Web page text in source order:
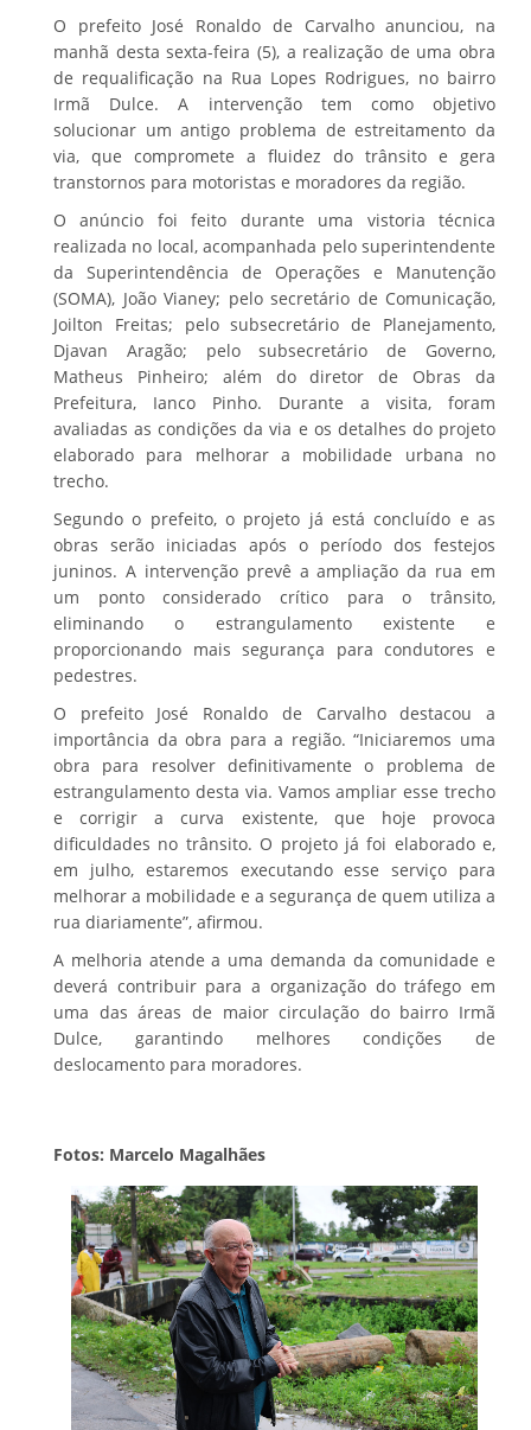
O prefeito José Ronaldo de Carvalho anunciou, na
manhã desta sexta-feira (5), a realização de uma obra
de requalificação na Rua Lopes Rodrigues, no bairro
Irmã Dulce. A intervenção tem como objetivo
solucionar um antigo problema de estreitamento da
via, que compromete a fluidez do trânsito e gera
transtornos para motoristas e moradores da região.
O anúncio foi feito durante uma vistoria técnica
realizada no local, acompanhada pelo superintendente
da Superintendência de Operações e Manutenção
(SOMA), João Vianey; pelo secretário de Comunicação,
Joilton Freitas; pelo subsecretário de Planejamento,
Djavan Aragão; pelo subsecretário de Governo,
Matheus Pinheiro; além do diretor de Obras da
Prefeitura, Ianco Pinho. Durante a visita, foram
avaliadas as condições da via e os detalhes do projeto
elaborado para melhorar a mobilidade urbana no
trecho.
Segundo o prefeito, o projeto já está concluído e as
obras serão iniciadas após o período dos festejos
juninos. A intervenção prevê a ampliação da rua em
um ponto considerado crítico para o trânsito,
eliminando o estrangulamento existente e
proporcionando mais segurança para condutores e
pedestres.
O prefeito José Ronaldo de Carvalho destacou a
importância da obra para a região. “Iniciaremos uma
obra para resolver definitivamente o problema de
estrangulamento desta via. Vamos ampliar esse trecho
e corrigir a curva existente, que hoje provoca
dificuldades no trânsito. O projeto já foi elaborado e,
em julho, estaremos executando esse serviço para
melhorar a mobilidade e a segurança de quem utiliza a
rua diariamente”, afirmou.
A melhoria atende a uma demanda da comunidade e
deverá contribuir para a organização do tráfego em
uma das áreas de maior circulação do bairro Irmã
Dulce, garantindo melhores condições de
deslocamento para moradores.
Fotos: Marcelo Magalhães